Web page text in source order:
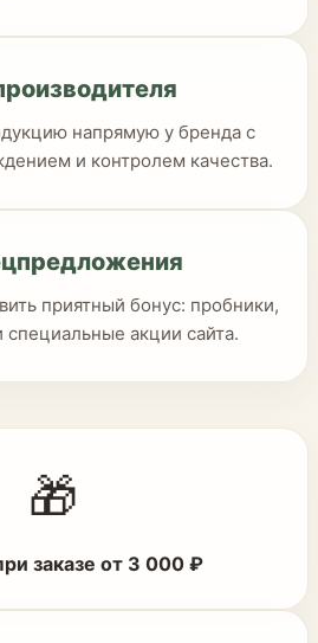
напрямую у бренда с
и контролем качества.
приятный бонус: пробники,
акции сайта.
🎁
заказе от 3 000 ₽